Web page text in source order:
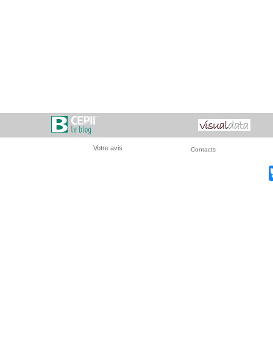
Votre avis Contacts